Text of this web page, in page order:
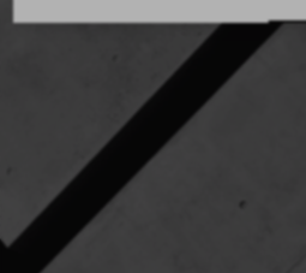
Бетон
Керамогранит под бетон
современный стиль и сильный
оригинального материала,
нейтральными оттенками,